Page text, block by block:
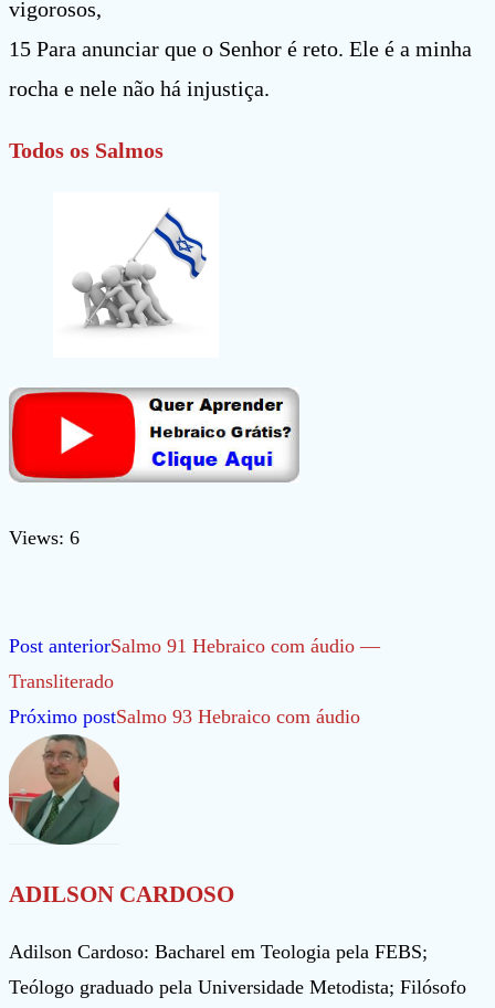
vigorosos,
15 Para anunciar que o Senhor é reto. Ele é a minha
rocha e nele não há injustiça.
Todos os Salmos
Views: 6
Leia
mais
artigos
Post anteriorSalmo 91 Hebraico com áudio —
Transliterado
Próximo postSalmo 93 Hebraico com áudio
ADILSON CARDOSO
Adilson Cardoso: Bacharel em Teologia pela FEBS;
Teólogo graduado pela Universidade Metodista; Filósofo